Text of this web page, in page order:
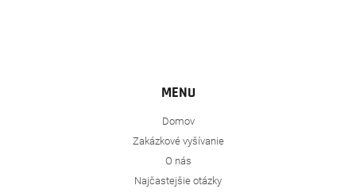
MENU
Domov
Zakázkové vyšívanie
O nás
Najčastejšie otázky